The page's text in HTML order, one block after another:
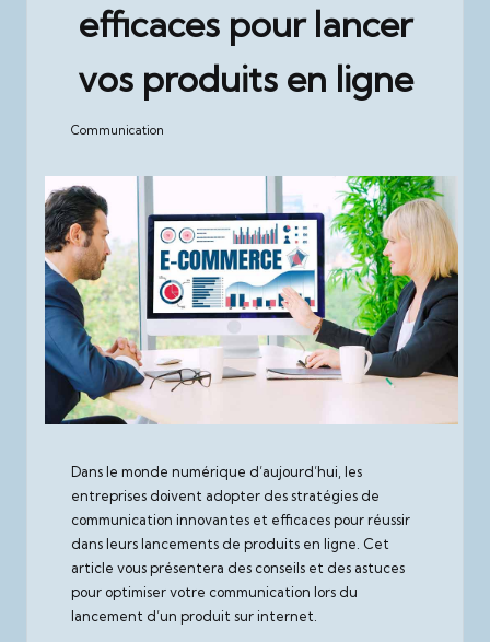
efficaces pour lancer
vos produits en ligne
Posted
Communication
Dans le monde numérique d’aujourd’hui, les
entreprises doivent adopter des stratégies de
communication innovantes et efficaces pour réussir
dans leurs lancements de produits en ligne. Cet
article vous présentera des conseils et des astuces
pour optimiser votre communication lors du
lancement d’un produit sur internet.